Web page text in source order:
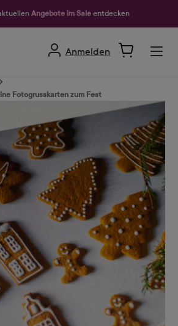
Angebote im Sale entdecken
Anmelden
Fotogrusskarten zum Fest